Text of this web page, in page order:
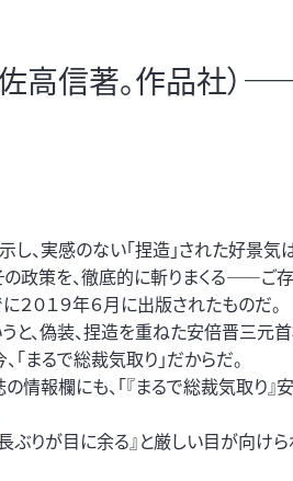
高信著。作品社）
、実感のない「捏造」された好景気
の政策を、徹底的に斬りまくる――ご
０１９年６月に出版されたものだ。
と、偽装、捏造を重ねた安倍晋三元
「まるで総裁気取り」だからだ。
情報欄にも、「『まるで総裁気取り』
長ぶりが目に余る』と厳しい目が向